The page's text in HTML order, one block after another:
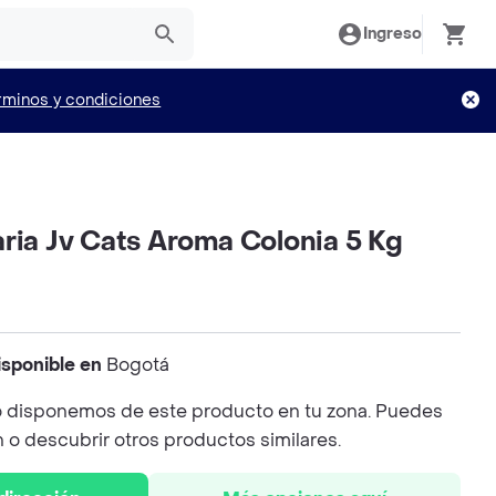
Ingreso
y condiciones
Jv Cats Aroma Colonia 5 Kg
en Bogotá
disponemos de este producto en tu zona. Puedes
o descubrir otros productos similares.